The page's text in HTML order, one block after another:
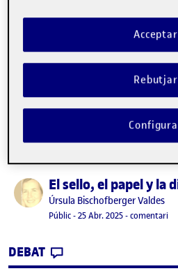
Publicat perEl sello, el papel y la
Publicat per
Úrsula Bischofberger Valdes
Visibilitat:
Públic-Data de publicació
25 Abr. 202526 abril, 2025
-comentariel
DEBAT
Rebutjar
Acceptar